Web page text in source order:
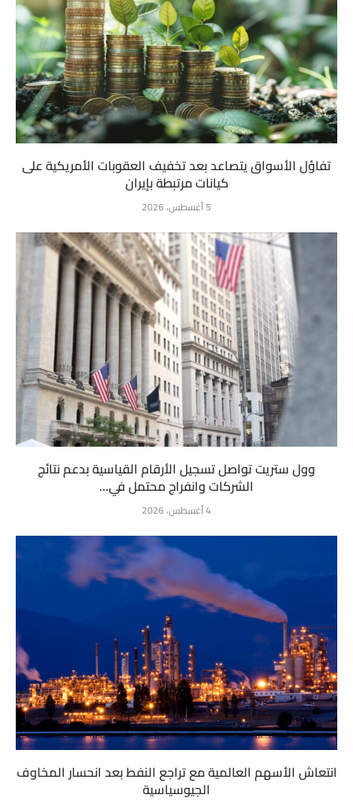
تفاؤل الأسواق يتصاعد بعد تخفيف العقوبات الأمريكية على
كيانات مرتبطة بإيران
5 أغسطس، 2026
وول ستريت تواصل تسجيل الأرقام القياسية بدعم نتائج
الشركات وانفراج محتمل في...
4 أغسطس، 2026
انتعاش الأسهم العالمية مع تراجع النفط بعد انحسار المخاوف
الجيوسياسية